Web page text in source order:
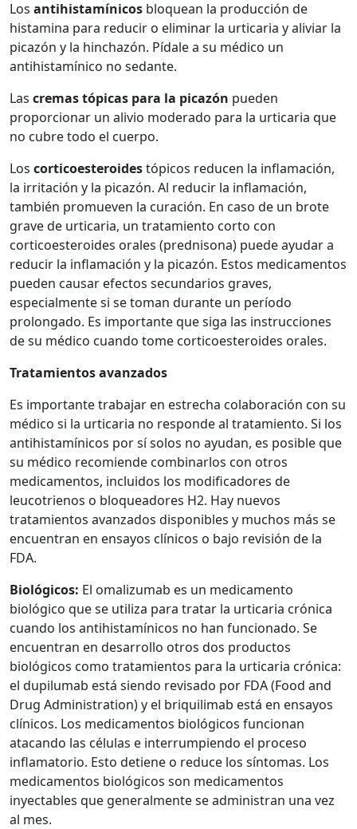
Los antihistamínicos bloquean la producción de
histamina para reducir o eliminar la urticaria y aliviar la
picazón y la hinchazón. Pídale a su médico un
antihistamínico no sedante.
Las cremas tópicas para la picazón pueden
proporcionar un alivio moderado para la urticaria que
no cubre todo el cuerpo.
Los corticoesteroidestópicos reducen la inflamación,
la irritación y la picazón. Al reducir la inflamación,
también promueven la curación. En caso de un brote
grave de urticaria, un tratamiento corto con
corticoesteroides orales (prednisona) puede ayudar a
reducir la inflamación y la picazón. Estos medicamentos
pueden causar efectos secundarios graves,
especialmente si se toman durante un período
prolongado. Es importante que siga las instrucciones
de su médico cuando tome corticoesteroides orales.
Tratamientos avanzados
Es importante trabajar en estrecha colaboración con su
médico si la urticaria no responde al tratamiento. Si los
antihistamínicos por sí solos no ayudan, es posible que
su médico recomiende combinarlos con otros
medicamentos, incluidos los modificadores de
leucotrienos o bloqueadores H2. Hay nuevos
tratamientos avanzados disponibles y muchos más se
encuentran en ensayos clínicos o bajo revisión de la
FDA.
Biológicos: El omalizumab es un medicamento
biológico que se utiliza para tratar la urticaria crónica
cuando los antihistamínicos no han funcionado. Se
encuentran en desarrollo otros dos productos
biológicos como tratamientos para la urticaria crónica:
el dupilumab está siendo revisado por FDA (Food and
Drug Administration) y el briquilimab está en ensayos
clínicos. Los medicamentos biológicos funcionan
atacando las células e interrumpiendo el proceso
inflamatorio. Esto detiene o reduce los síntomas. Los
medicamentos biológicos son medicamentos
inyectables que generalmente se administran una vez
al mes.